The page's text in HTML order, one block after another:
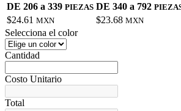
DE 206 a 339 PIEZAS DE 340 a 792
$24.61 MXN $23.68 MXN
Selecciona el color
Cantidad
Costo Unitario
Total